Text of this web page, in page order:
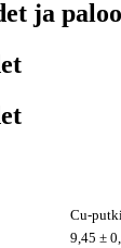
ja
Cu-
9,45 ±